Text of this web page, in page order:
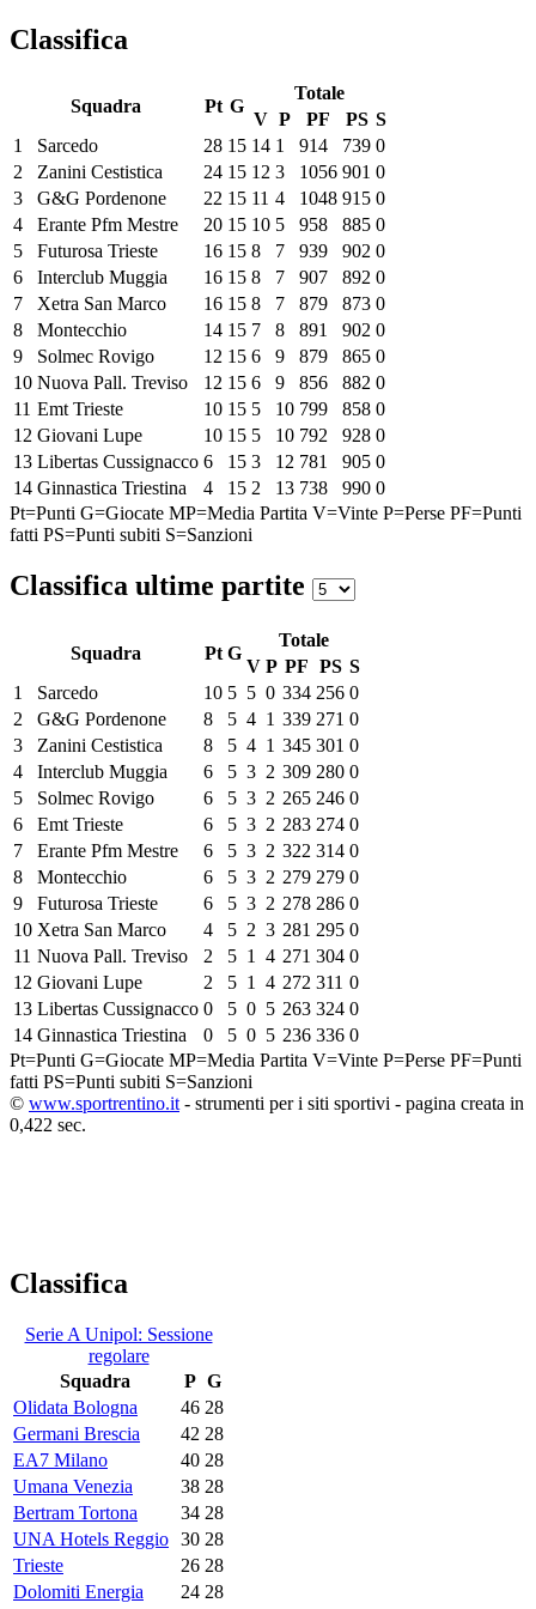
Classifica
Squadra Pt G
Totale
V P PF PS S
1
Sarcedo 28 15 14 1 914 739 0
2
Zanini Cestistica 24 15 12 3 1056 901 0
3
G&G Pordenone 22 15 11 4 1048 915 0
4
Erante Pfm Mestre 20 15 10 5 958 885 0
5
Futurosa Trieste 16 15 8 7 939 902 0
6
Interclub Muggia 16 15 8 7 907 892 0
7
Xetra San Marco 16 15 8 7 879 873 0
8
Montecchio 14 15 7 8 891 902 0
9
Solmec Rovigo 12 15 6 9 879 865 0
10 Nuova Pall. Treviso 12 15 6 9 856 882 0
11 Emt Trieste 10 15 5 10 799 858 0
12 Giovani Lupe 10 15 5 10 792 928 0
13 Libertas Cussignacco 6 15 3 12 781 905 0
14 Ginnastica Triestina 4 15 2 13 738 990 0
Pt=Punti G=Giocate MP=Media Partita V=Vinte P=Perse PF=Punti
fatti PS=Punti subiti S=Sanzioni
Classifica ultime partite
Squadra Pt G
Totale
V P PF PS S
1
Sarcedo 10 5 5 0 334 256 0
2
G&G Pordenone 8 5 4 1 339 271 0
3
Zanini Cestistica 8 5 4 1 345 301 0
4
Interclub Muggia 6 5 3 2 309 280 0
5
Solmec Rovigo 6 5 3 2 265 246 0
6
Emt Trieste 6 5 3 2 283 274 0
7
Erante Pfm Mestre 6 5 3 2 322 314 0
8
Montecchio 6 5 3 2 279 279 0
9
Futurosa Trieste 6 5 3 2 278 286 0
10 Xetra San Marco 4 5 2 3 281 295 0
11 Nuova Pall. Treviso 2 5 1 4 271 304 0
12 Giovani Lupe 2 5 1 4 272 311 0
13 Libertas Cussignacco 0 5 0 5 263 324 0
14 Ginnastica Triestina 0 5 0 5 236 336 0
Pt=Punti G=Giocate MP=Media Partita V=Vinte P=Perse PF=Punti
fatti PS=Punti subiti S=Sanzioni
© www.sportrentino.it - strumenti per i siti sportivi - pagina creata in
0,422 sec.
Classifica
Serie A Unipol: Sessione
regolare
Squadra
P G
Olidata Bologna
46 28
Germani Brescia
42 28
EA7 Milano
40 28
Umana Venezia
38 28
Bertram Tortona
34 28
UNA Hotels Reggio 30 28
Trieste
26 28
Dolomiti Energia
24 28